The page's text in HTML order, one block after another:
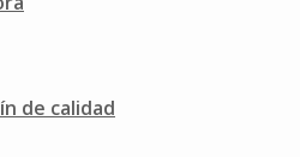
de calidad